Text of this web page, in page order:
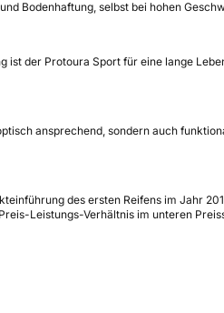
Bodenhaftung, selbst bei hohen
der Protoura Sport für eine lange
ansprechend, sondern auch
des ersten Reifens im Jahr
Leistungs-Verhältnis im unteren